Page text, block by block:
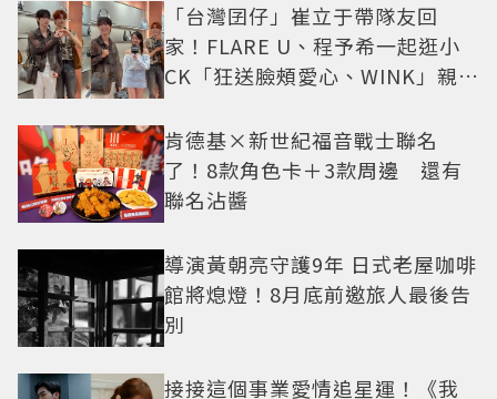
「台灣囝仔」崔立于帶隊友回
家！FLARE U、程予希一起逛小
CK「狂送臉頰愛心、WINK」親曝
肯德基×新世紀福音戰士聯名
了！8款角色卡＋3款周邊 還有
聯名沾醬
導演黃朝亮守護9年 日式老屋咖啡
館將熄燈！8月底前邀旅人最後告
別
接接這個事業愛情追星運！《我